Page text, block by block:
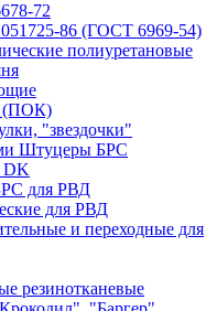
72
86 (ГОСТ 6969-54)
полиуретановые
(ПОК)
"звездочки"
Штуцеры БРС
DK
для РВД
для РВД
и переходные для
резинотканевые